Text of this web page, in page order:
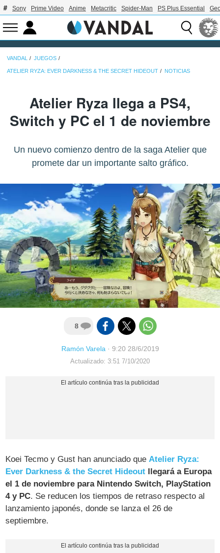
Sony Prime Video Anime Metacritic Spider-Man PS Plus Essential
VANDAL JUEGOS
ATELIER RYZA: EVER DARKNESS & THE SECRET HIDEOUT NOTICIAS
Atelier Ryza llega a PS4,
Switch y PC el 1 de noviembre
Un nuevo comienzo dentro de la saga Atelier que
promete dar un importante salto gráfico.
8
Ramón Varela· 9:20 28/6/2019
Actualizado: 3:51 7/10/2020
Koei Tecmo y Gust han anunciado queAtelier Ryza:
Ever Darkness & the Secret Hideout llegará a Europa
el 1 de noviembre para Nintendo Switch, PlayStation
4 y PC. Se reducen los tiempos de retraso respecto al
lanzamiento japonés, donde se lanza el 26 de
septiembre.